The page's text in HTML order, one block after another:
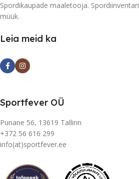
Spordikaupade maaletooja. Spordiinventari
müük.
Leia meid ka
Sportfever OÜ
Punane 56, 13619 Tallinn
+372 56 616 299
info(at)sportfever.ee